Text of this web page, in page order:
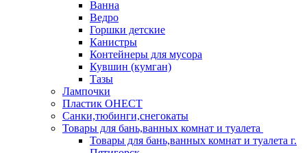
Ванна
Ведро
Горшки детские
Канистры
Контейнеры для мусора
Кувшин (кумган)
Тазы
Лампочки
Пластик ОНЕСТ
Санки,тюбинги,снегокаты
Товары для бань,ванных комнат и туалета
Товары для бань,ванных комнат и туалета г.